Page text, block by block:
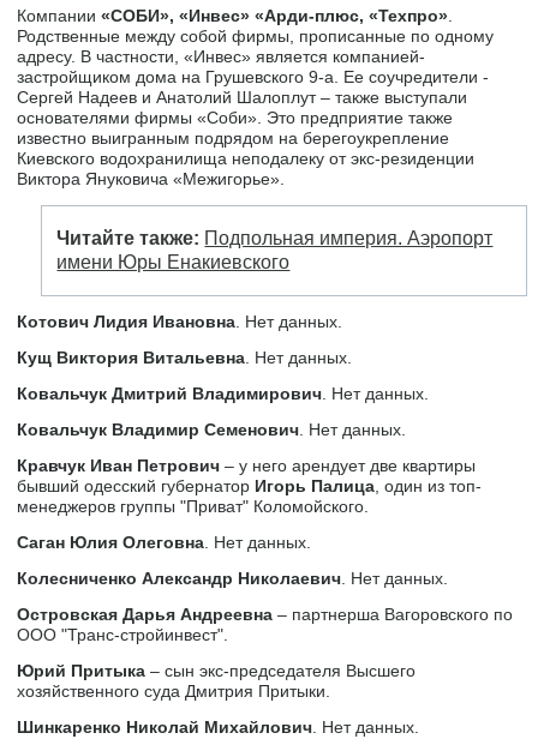
Компании«СОБИ», «Инвес» «Арди-плюс, «Техпро»
Родственные между собой фирмы, прописанные по одному
адресу. В частности, «Инвес» является компанией-
застройщиком дома на Грушевского 9-а. Ее соучредители -
Сергей Надеев и Анатолий Шалоплут – также выступали
основателями фирмы «Соби». Это предприятие также
известно выигранным подрядом на берегоукрепление
Киевского водохранилища неподалеку от экс-резиденции
Виктора Януковича «Межигорье».
Читайте также: Подпольная империя. Аэропорт
имени Юры Енакиевского
Котович Лидия Ивановна . Нет данных.
Кущ Виктория Витальевна . Нет данных.
Ковальчук Дмитрий Владимирович . Нет данных.
Ковальчук Владимир Семенович . Нет данных.
Кравчук Иван Петрович – у него арендует две квартиры
бывший одесский губернатор Игорь Палица , один из топ-
менеджеров группы "Приват" Коломойского.
Саган Юлия Олеговна . Нет данных.
Колесниченко Александр Николаевич . Нет данных.
Островская Дарья Андреевна – партнерша Вагоровского по
ООО "Транс-стройинвест".
Юрий Притыка – сын экс-председателя Высшего
хозяйственного суда Дмитрия Притыки.
Шинкаренко Николай Михайлович . Нет данных.